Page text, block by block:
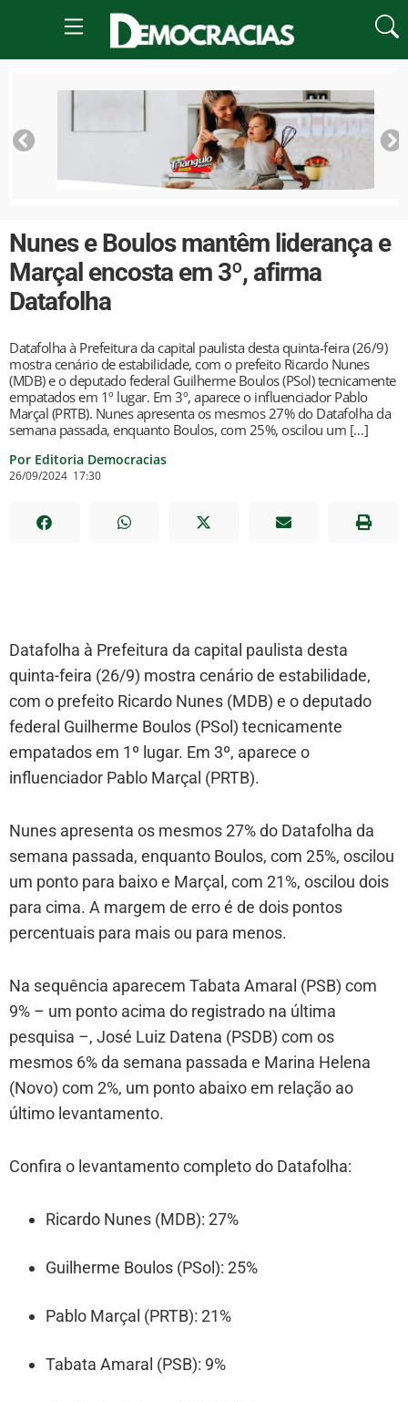
Nunes e Boulos mantêm liderança e
Marçal encosta em 3º, afirma
Datafolha
Datafolha à Prefeitura da capital paulista desta quinta-feira (26/9)
mostra cenário de estabilidade, com o prefeito Ricardo Nunes
(MDB) e o deputado federal Guilherme Boulos (PSol) tecnicamente
empatados em 1º lugar. Em 3º, aparece o influenciador Pablo
Marçal (PRTB). Nunes apresenta os mesmos 27% do Datafolha da
semana passada, enquanto Boulos, com 25%, oscilou um […]
Por Editoria Democracias
26/09/2024 17:30
Datafolha à Prefeitura da capital paulista desta
quinta-feira (26/9) mostra cenário de estabilidade,
com o prefeito Ricardo Nunes (MDB) e o deputado
federal Guilherme Boulos (PSol) tecnicamente
empatados em 1º lugar. Em 3º, aparece o
influenciador Pablo Marçal (PRTB).
Nunes apresenta os mesmos 27% do Datafolha da
semana passada, enquanto Boulos, com 25%, oscilou
um ponto para baixo e Marçal, com 21%, oscilou dois
para cima. A margem de erro é de dois pontos
percentuais para mais ou para menos.
Na sequência aparecem Tabata Amaral (PSB) com
9% – um ponto acima do registrado na última
pesquisa –, José Luiz Datena (PSDB) com os
mesmos 6% da semana passada e Marina Helena
(Novo) com 2%, um ponto abaixo em relação ao
último levantamento.
Confira o levantamento completo do Datafolha:
Ricardo Nunes (MDB): 27%
Guilherme Boulos (PSol): 25%
Pablo Marçal (PRTB): 21%
Tabata Amaral (PSB): 9%